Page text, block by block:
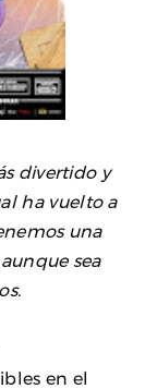
divertido y
ha vuelto a
una
sea
en el